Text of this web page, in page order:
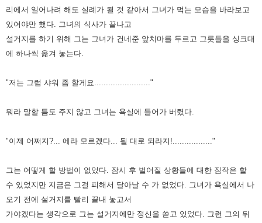
리에서 일어나려 해도 실례가 될 것 같아서 그녀가 먹는 모습을 바라보고
있어야만 했다.
그녀의 식사가 끝나고
설거지를 하기 위해 그는 그녀가 건네준 앞치마를 두르고 그릇들을 싱크대
에 하나씩 옮겨 놓는다.
"저는 그럼 샤워 좀 할게요........................"
뭐라 말할 틈도 주지 않고 그녀는 욕실에 들어가 버렸다.
"이제 어쩌지?... 에라 모르겠다... 될 대로 되라지!................."
그는 어떻게 할 방법이 없었다. 잠시 후 벌어질 상황들에 대한 짐작은 할
수 있었지만 지금은 그걸 피해서 달아날 수 가 없었다.
그녀가 욕실에서 나
오기 전에 설거지를 빨리 끝내 놓고서
가야겠다는 생각으로 그는 설거지에만 정신을 쏟고 있었다.
그런 그의 뒤